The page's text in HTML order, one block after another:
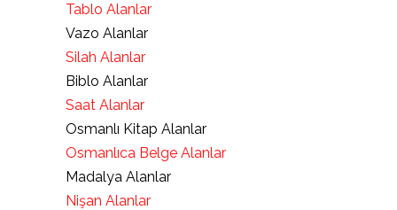
Tablo Alanlar
Vazo Alanlar
Silah Alanlar
Biblo Alanlar
Saat Alanlar
Osmanlı Kitap Alanlar
Osmanlıca Belge Alanlar
Madalya Alanlar
Nişan Alanlar